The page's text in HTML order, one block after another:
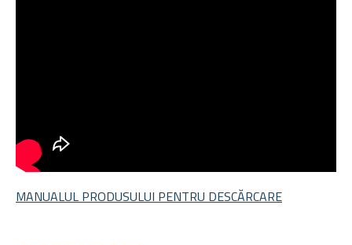
MANUALUL PRODUSULUI PENTRU DESCĂRCARE